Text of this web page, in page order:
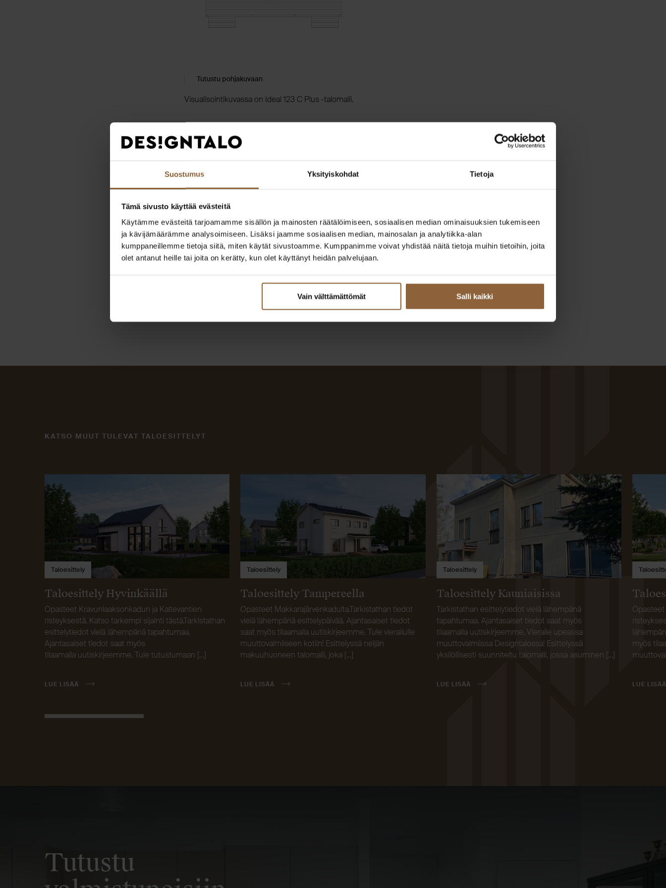
Suostumus Yksityiskohdat Tietoja
Tämä sivusto käyttää evästeitä
Käytämme evästeitä tarjoamamme sisällön ja mainosten räätälöimiseen, sosiaalisen median ominaisuuksien tukemiseen
ja kävijämäärämme analysoimiseen. Lisäksi jaamme sosiaalisen median, mainosalan ja analytiikka-alan
kumppaneillemme tietoja siitä, miten käytät sivustoamme. Kumppanimme voivat yhdistää näitä tietoja muihin tietoihin, joita
olet antanut heille tai joita on kerätty, kun olet käyttänyt heidän palvelujaan.
Vain välttämättömät Salli kaikki
Tutustu pohjakuvaan
Visualisointikuvassa on Ideal 123 C Plus -talomalli.
Kodin esittelee
Pirkanmaa
040 168 9966
if.olatngised@nenokkias.elliv
KATSO MUUT TULEVAT TALOESITTELYT
Taloesittely
Taloesittely Hyvinkäällä
Opasteet Kravunlaaksonkadun ja Kaltevantien
risteyksestä. Katso tarkempi sijainti tästä.Tarkistathan
esittelytiedot vielä lähempänä tapahtumaa.
Ajantasaiset tiedot saat myös
tilaamalla uutiskirjeemme. Tule tutustumaan […]
LUE LISÄÄ
Taloesittely
Taloesittely Tampereella
Opasteet Makkarajärvenkadulta.Tarkistathan tiedot
vielä lähempänä esittelypäivää. Ajantasaiset tiedot
saat myös tilaamalla uutiskirjeemme. Tule vierailulle
muuttovalmiiseen kotiin! Esittelyssä neljän
makuuhuoneen talomalli, joka […]
LUE LISÄÄ
Taloesittely
Taloesittely Kauniaisissa
Tarkistathan esittelytiedot vielä lähempänä
tapahtumaa. Ajantasaiset tiedot saat myös
tilaamalla uutiskirjeemme. Vieraile upeassa
muuttovalmiissa Designtalossa! Esittelyssä
yksilöllisesti suunniteltu talomalli, jossa asuminen […]
LUE LISÄÄ
myös
LUE
Tutustu